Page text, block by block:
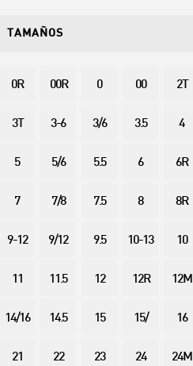
TAMAÑOS
0R 00R 0 00 2T
3T 3-6 3/6 3.5 4
5 5/6 5.5 6 6R
7 7/8 7.5 8 8R
9-12 9/12 9.5 10-13 10
11 11.5 12 12R 12M
14/16 14.5 15 15/ 16
21 22 23 24 24M